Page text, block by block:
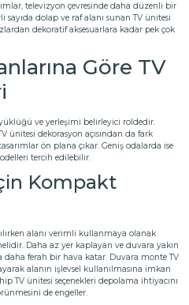
televizyon çevresinde daha düzenli bir
sayıda dolap ve raf alanı sunan TV ünitesi
dekoratif aksesuarlara kadar pek çok
Göre TV
ve yerleşimi belirleyici roldedir.
ünitesi dekorasyon açısından da fark
ön plana çıkar. Geniş odalarda ise
tercih edilebilir.
Kompakt
alanı verimli kullanmaya olanak
Daha az yer kaplayan ve duvara yakın
daha ferah bir hava katar. Duvara monte TV
alanın işlevsel kullanılmasına imkan
TV ünitesi seçenekleri depolama ihtiyacını
de engeller.